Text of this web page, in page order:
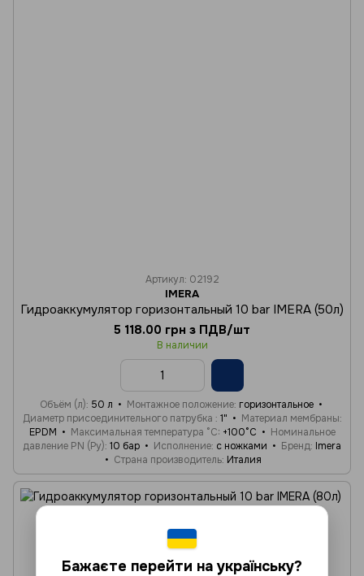
Артикул: 02192
IMERA
Гидроаккумулятор горизонтальный 10 bar IMERA (50л)
5 118.00 грн з ПДВ/шт
В наличии
Объём (л) 50 л Монтажное положение горизонтальное
Диаметр присоединительного патрубка
1"
Материал мембраны
EPDM
Максимальная температура °C +100°C
Номинальное
давление PN (Ру) 10 бар Исполнение с ножками Бренд Imera
Страна производитель Италия
Бажаєте перейти на українську?